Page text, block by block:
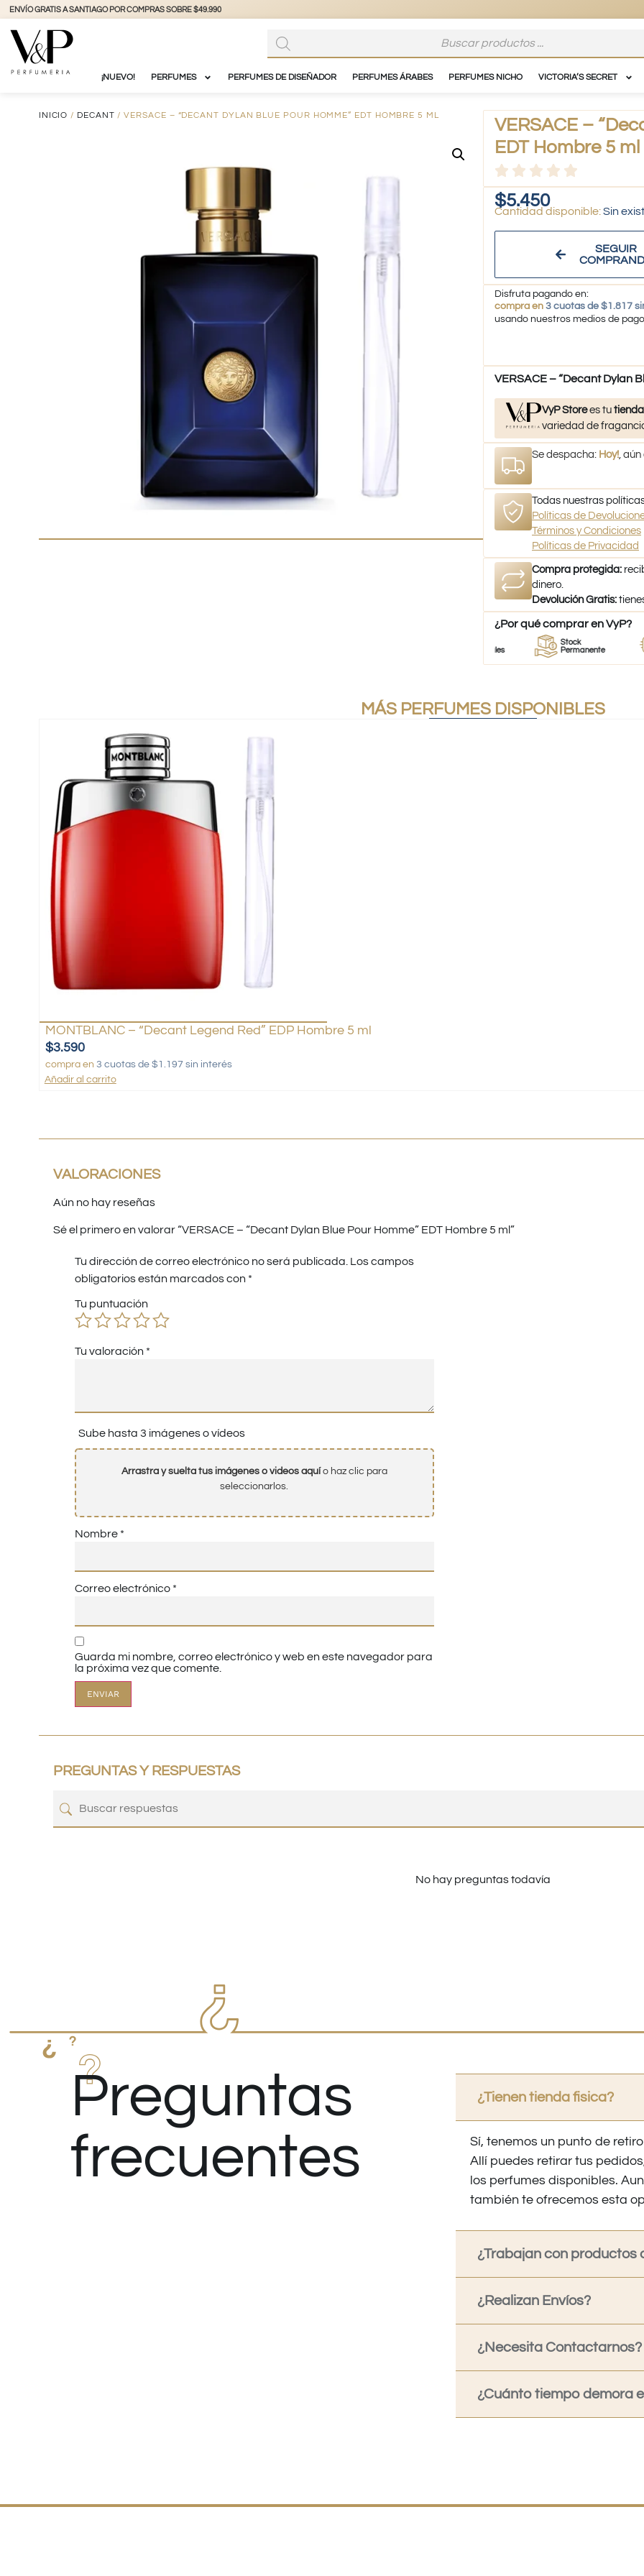
+56 9 3877 3738
¡NUEVO! PERFUMES PERFUMES DE DISEÑADOR PERFUMES ÁRABES PERFUMES NICHO VICTORIA’S SECRET
INICIO / DECANT / VERSACE – “DECANT DYLAN BLUE POUR HOMME” EDT HOMBRE 5 ML
VERSACE –
EDT Hombre 5 ml
$5.450
Sin
SEGUIR
Disfruta pagando en:
compra en 3 cuotas de $1.817
usando nuestros medios de pago
VERSACE – “Decant Dylan
VyP Storees tu
variedad de
Se despacha: Hoy!, aún
Todas nuestras
Políticas de
Términos y Condiciones
Políticas de Privacidad
Compra protegida:
dinero.
Devolución Gratis:
¿Por qué comprar en VyP?
Stock
Permanente
MÁS PERFUMES DISPONIBLES
MONTBLANC – “Decant Legend Red” EDP Hombre 5 ml
$3.590
compra en 3 cuotas de $1.197 sin interés
Añadir al carrito
VALORACIONES
Aún no hay reseñas
Sé el primero en valorar “VERSACE – “Decant Dylan Blue Pour Homme” EDT Hombre 5 ml”
Tu dirección de correo electrónico no será publicada. Los campos
obligatorios están marcados con *
Tu puntuación
Tu valoración *
Sube hasta 3 imágenes o vídeos
Arrastra y suelta tus imágenes o videos aquío haz clic para
seleccionarlos.
Nombre *
Correo electrónico *
Guarda mi nombre, correo electrónico y web en este navegador para
la próxima vez que comente.
PREGUNTAS Y RESPUESTAS
No hay preguntas todavía
Preguntas
frecuentes
¿Tienen tienda fisica?
Sí, tenemos un punto de
Allí puedes retirar tus
los perfumes disponibles.
también te ofrecemos esta
¿Trabajan con productos
¿Realizan Envíos?
¿Necesita Contactarnos?
¿Cuánto tiempo demora